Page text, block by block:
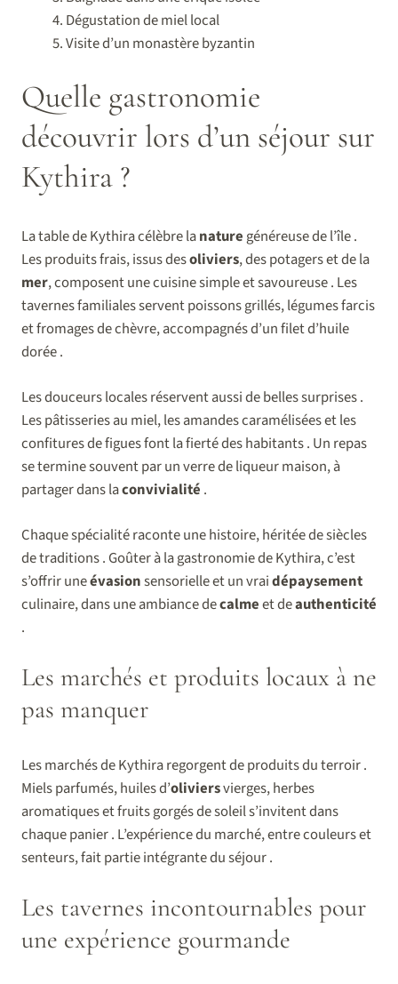
Dégustation de miel local
Visite d’un monastère byzantin
Quelle gastronomie
découvrir lors d’un séjour sur
Kythira ?
La table de Kythira célèbre lanaturegénéreuse de l’île .
Les produits frais, issus desoliviers, des potagers et de la
mer, composent une cuisine simple et savoureuse . Les
tavernes familiales servent poissons grillés, légumes farcis
et fromages de chèvre, accompagnés d’un filet d’huile
dorée .
Les douceurs locales réservent aussi de belles surprises .
Les pâtisseries au miel, les amandes caramélisées et les
confitures de figues font la fierté des habitants . Un repas
se termine souvent par un verre de liqueur maison, à
partager dans laconvivialité .
Chaque spécialité raconte une histoire, héritée de siècles
de traditions . Goûter à la gastronomie de Kythira, c’est
s’offrir uneévasionsensorielle et un vraidépaysement
culinaire, dans une ambiance decalmeet deauthenticité
.
Les marchés et produits locaux à ne
pas manquer
Les marchés de Kythira regorgent de produits du terroir .
Miels parfumés, huiles d’oliviersvierges, herbes
aromatiques et fruits gorgés de soleil s’invitent dans
chaque panier . L’expérience du marché, entre couleurs et
senteurs, fait partie intégrante du séjour .
Les tavernes incontournables pour
une expérience gourmande